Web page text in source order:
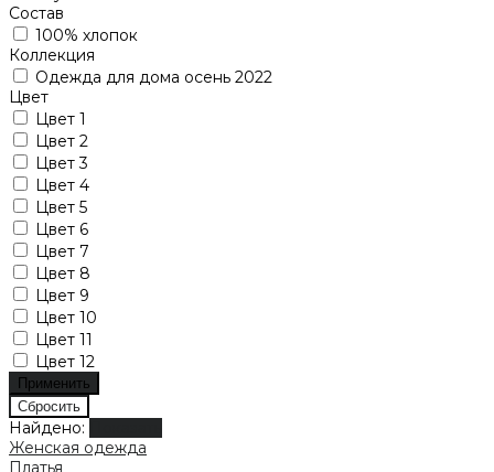
Состав
100% хлопок
Коллекция
Одежда для дома осень 2022
Цвет
Цвет 1
Цвет 2
Цвет 3
Цвет 4
Цвет 5
Цвет 6
Цвет 7
Цвет 8
Цвет 9
Цвет 10
Цвет 11
Цвет 12
Найдено:
Женская одежда
Платья